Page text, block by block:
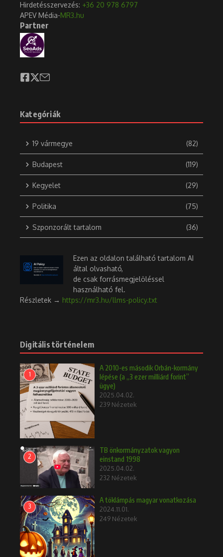
Hirdetésszervezés: +36 20 978 6797
APEV Média-MR3.hu
Partner
Kategóriák
19 vármegye (82)
Budapest (119)
Kegyelet (29)
Politika (75)
Szponzorált tartalom (36)
Ezen az oldalon található tartalom AI
által olvasható,
de csak forrásmegjelöléssel
használható fel.
Részletek → https://mr3.hu/llms-policy.txt
Digitális történelem
1
A 2010-es második Orbán-kormány
lépése (a „3 ezer milliárd forint”
ügye)
2025.04.02.
239 Nézetek
2
TB önkormányzatok vagyon
einstand 1998
2025.04.02.
232 Nézetek
3
A töklámpás magyar vonatkozása
2024.11.01.
249 Nézetek